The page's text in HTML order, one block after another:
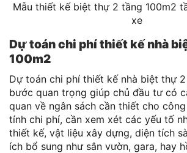
Mẫu thiết kế biệt thự 2 tầng 100m2
xe
Dự toán chi phí thiết kế nhà
100m2
Dự toán chi phí thiết kế nhà biệt thự
bước quan trọng giúp chủ đầu tư có
quan về ngân sách cần thiết cho
tính chi phí, cần xem xét các yếu tố
thiết kế, vật liệu xây dựng, diện tích
ích bổ sung như sân vườn, gara, hay